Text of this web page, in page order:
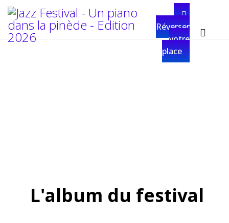
Réverser
votre
place
L'album du festival